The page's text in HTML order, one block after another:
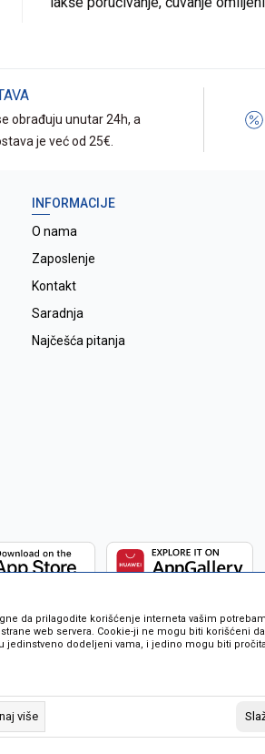
obrađuju unutar 24h, a
je već od 25€.
INFORMACIJE
O nama
Zaposlenje
Kontakt
Saradnja
Najčešća pitanja
cijena ali ne možemo garantovati da su sve
dostupni u svakom trenutku. Raspoloživost
broj 067259021.
NB SOFT. Sva prava zadržana.
da prilagodite korišćenje interneta vašim
web servera. Cookie-ji ne mogu biti korišćeni
jedinstveno dodeljeni vama, i jedino mogu biti
više